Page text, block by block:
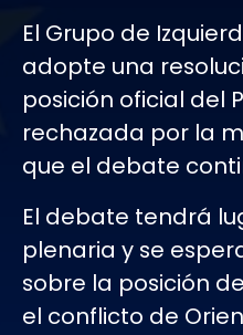
El Grupo de
adopte una
posición oficial del
rechazada por la
que el debate
El debate tendrá
plenaria y se
sobre la posición
el conflicto de